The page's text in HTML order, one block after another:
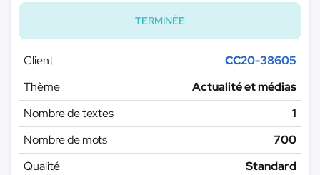
TERMINÉE
Client
CC20-38605
Thème
Actualité et médias
Nombre de textes
1
Nombre de mots
700
Qualité
Standard